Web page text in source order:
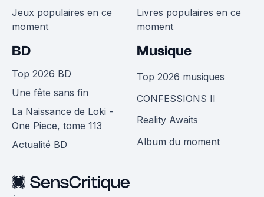
Jeux populaires en ce
moment
Livres populaires en ce
moment
BD
Top 2026 BD
Une fête sans fin
La Naissance de Loki -
One Piece, tome 113
Actualité BD
Musique
Top 2026 musiques
CONFESSIONS II
Reality Awaits
Album du moment